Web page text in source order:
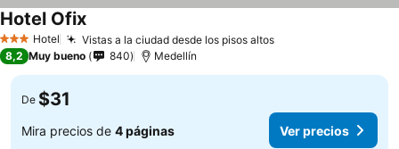
3 Estrellas
Hotel Vistas a la ciudad desde los pisos altos
Hotel Ofix
8,2 Muy bueno 840 Medellín
De $31
Mira precios de 4 páginas Ver precios